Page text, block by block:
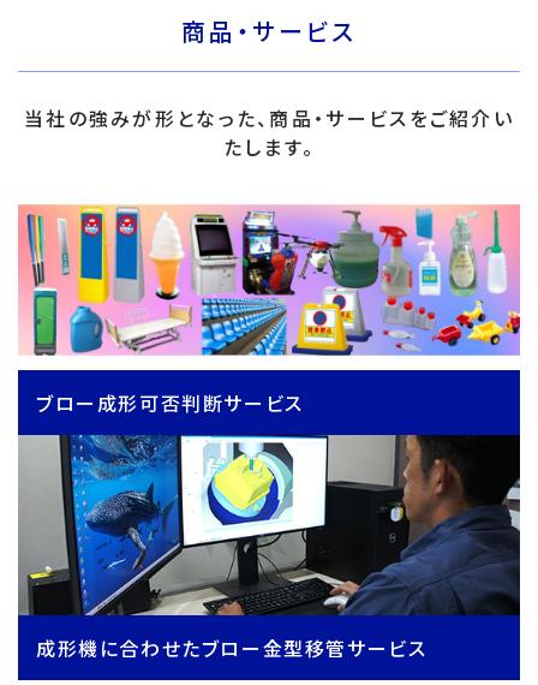
商品・サービス
当社の強みが形となった、商品・サービスをご紹介い
たします。
ブロー成形可否判断サービス
成形機に合わせたブロー金型移管サービス